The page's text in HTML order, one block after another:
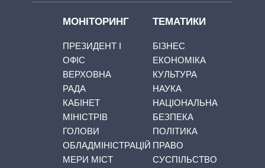
МОНІТОРИНГ
ПРЕЗИДЕНТ І
ОФІС
ВЕРХОВНА
РАДА
КАБІНЕТ
МІНІСТРІВ
ГОЛОВИ
ОБЛАДМІНІСТРАЦІЙ
МЕРИ МІСТ
ТЕМАТИКИ
БІЗНЕС
ЕКОНОМІКА
КУЛЬТУРА
НАУКА
НАЦІОНАЛЬНА
БЕЗПЕКА
ПОЛІТИКА
ПРАВО
СУСПІЛЬСТВО